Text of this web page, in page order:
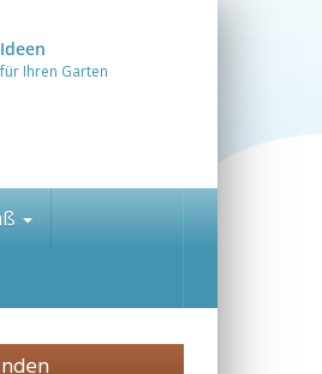
Ideen
für Ihren Garten